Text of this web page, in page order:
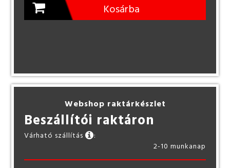
Kosárba
Webshop raktárkészlet
Beszállítói raktáron
Várható szállítás
:
2-10 munkanap